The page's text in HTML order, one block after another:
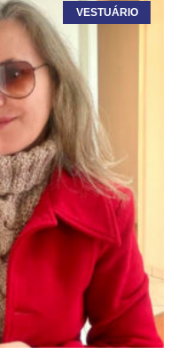
VESTUÁRIO